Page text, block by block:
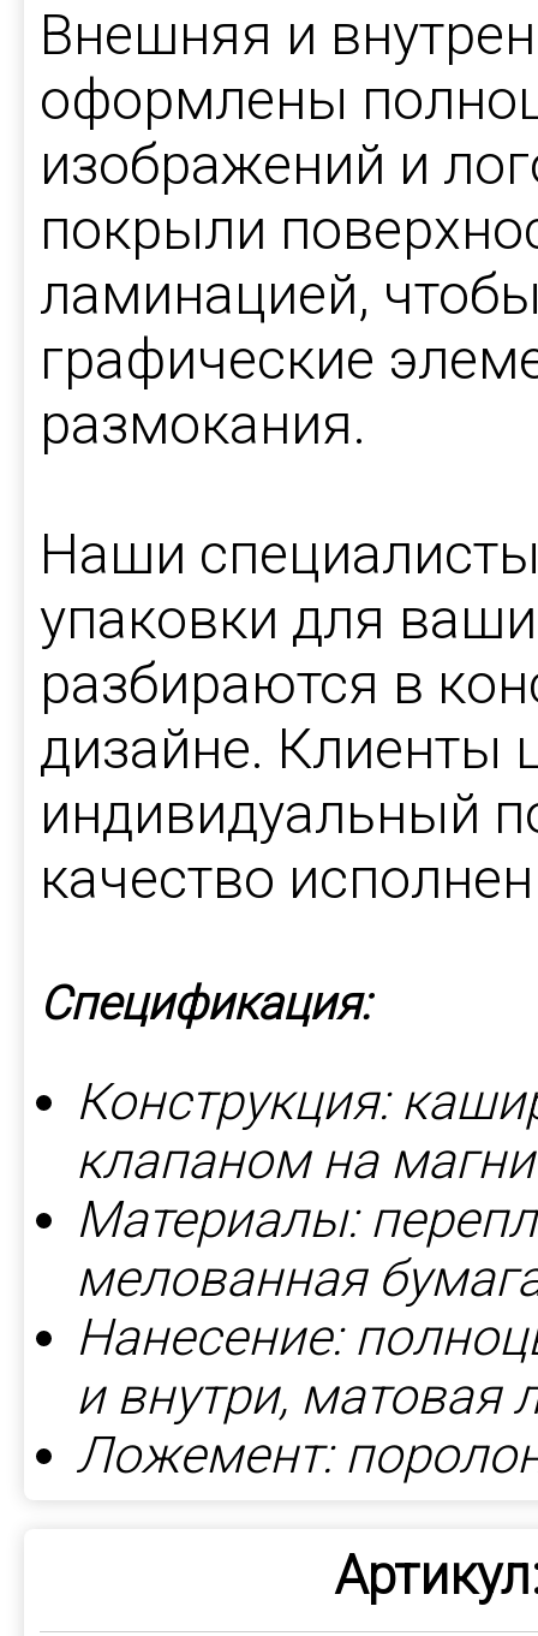
Внешняя и
оформлены
изображений и
покрыли
ламинацией,
графические
размокания.
Наши
упаковки для
разбираются в
дизайне. Клиенты
индивидуальный
качество
Спецификация:
Конструкция:
клапаном на
Материалы:
мелованная
Нанесение:
и внутри, матовая
Ложемент: